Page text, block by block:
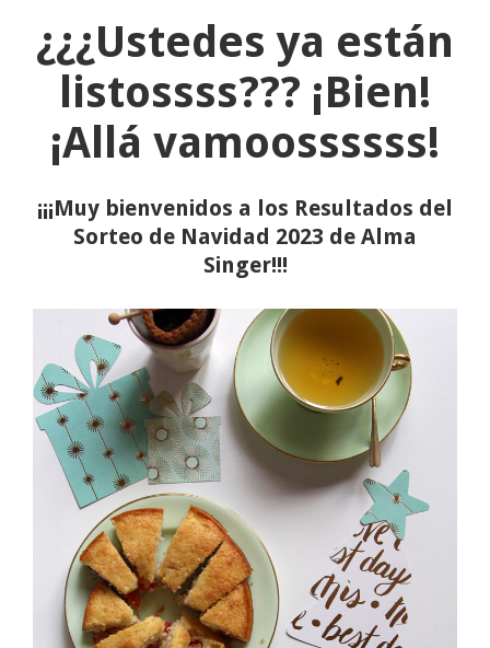
¿¿¿Ustedes ya están
listossss??? ¡Bien!
¡Allá vamoossssss!
¡¡¡Muy bienvenidos a los Resultados del
Sorteo de Navidad 2023 de Alma
Singer!!!